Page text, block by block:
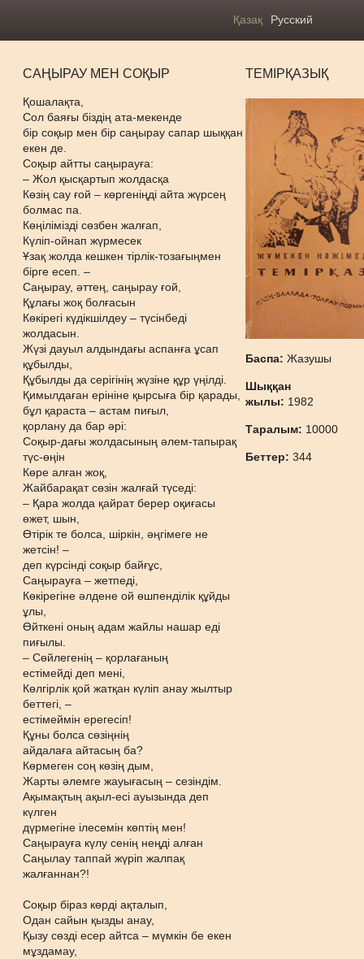
Қазақ Русский
САҢЫРАУ МЕН СОҚЫР
Қошалақта,
Сол баяғы біздің ата-мекенде
бір соқыр мен бір саңырау сапар шыққан
екен де.
Соқыр айтты саңырауға:
– Жол қысқартып жолдасқа
Көзің сау ғой – көргеніңді айта жүрсең
болмас па.
Көңілімізді сөзбен жалғап,
Күліп-ойнап жүрмесек
Ұзақ жолда кешкен тірлік-тозағыңмен
бірге есеп. –
Саңырау, әттең, саңырау ғой,
Құлағы жоқ болғасын
Көкірегі күдікшілдеу – түсінбеді
жолдасын.
Жүзі дауыл алдындағы аспанға ұсап
құбылды,
Құбылды да серігінің жүзіне құр үңілді.
Қимылдаған ерініне қырсыға бір қарады,
бұл қараста – астам пиғыл,
қорлану да бар әрі:
Соқыр-дағы жолдасының әлем-тапырақ
түс-өңін
Көре алған жоқ,
Жайбарақат сөзін жалғай түседі:
– Қара жолда қайрат берер оқиғасы
өжет, шын,
Өтірік те болса, шіркін, әңгімеге не
жетсін! –
деп күрсінді соқыр байғұс,
Саңырауға – жетпеді,
Көкірегіне әлдене ой өшпенділік құйды
ұлы,
Өйткені оның адам жайлы нашар еді
пиғылы.
– Сөйлегенің – қорлағаның
естімейді деп мені,
Көлгірлік қой жатқан күліп анау жылтыр
беттегі, –
естімеймін ерегесіп!
Құны болса сөзіңнің
айдалаға айтасың ба?
Көрмеген соң көзің дым,
Жарты әлемге жауығасың – сезіндім.
Ақымақтың ақыл-есі ауызында деп
күлген
дүрмегіне ілесемін көптің мен!
Саңырауға күлу сенің неңді алған
Саңылау таппай жүріп жалпақ
жалғаннан?!
Соқыр біраз көрді ақталып,
Одан сайын қызды анау,
Қызу сөзді есер айтса – мүмкін бе екен
мұздамау,
ТЕМІРҚАЗЫҚ
Баспа:Жазушы
Шыққан
жылы: 1982
Таралым: 10000
Беттер:344